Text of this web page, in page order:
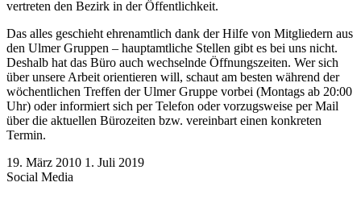
vertreten den Bezirk in der Öffentlichkeit.
Das alles geschieht ehrenamtlich dank der Hilfe von Mitgliedern aus
den Ulmer Gruppen – hauptamtliche Stellen gibt es bei uns nicht.
Deshalb hat das Büro auch wechselnde Öffnungszeiten. Wer sich
über unsere Arbeit orientieren will, schaut am besten während der
wöchentlichen Treffen der Ulmer Gruppe vorbei (Montags ab 20:00
Uhr) oder informiert sich per Telefon oder vorzugsweise per Mail
über die aktuellen Bürozeiten bzw. vereinbart einen konkreten
Termin.
19. März 2010 1. Juli 2019
Social Media